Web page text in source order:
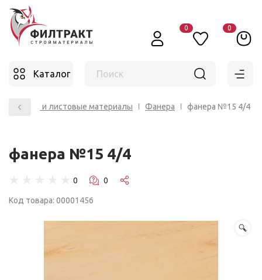
0 0
Каталог Поиск
и листовые материалы Фанера фанера №15 4/4
фанера №15 4/4
Код товара: 00001456